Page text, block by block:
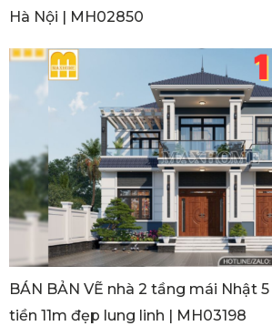
Hà Nội | MH02850
BÁN BẢN VẼ nhà 2 tầng mái Nhật
tiền 11m đẹp lung linh | MH03198